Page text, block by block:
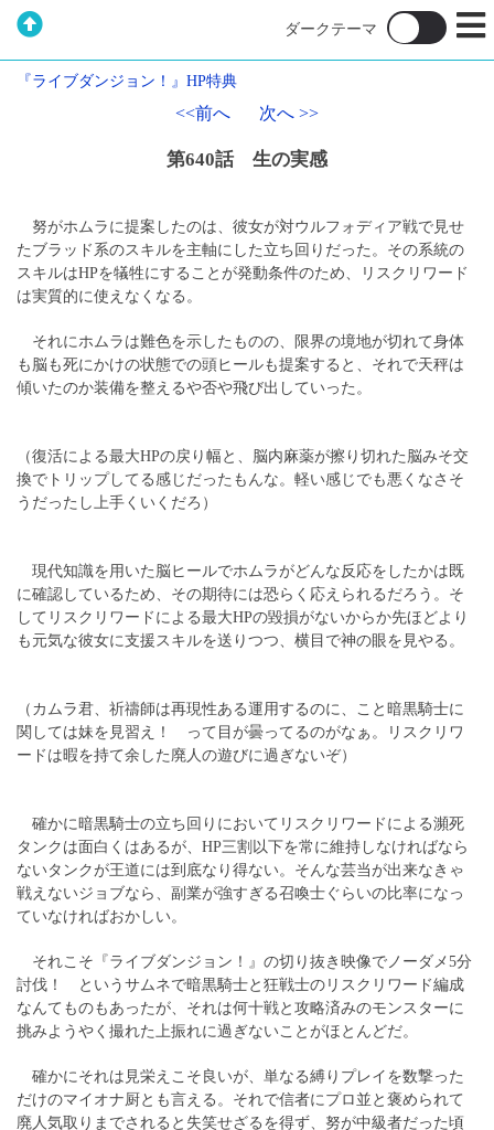
『ライブダンジョン！』HP特典
<<前へ 次へ >>
第640話 生の実感
努がホムラに提案したのは、彼女が対ウルフォディア戦で見せ
たブラッド系のスキルを主軸にした立ち回りだった。その系統の
スキルはHPを犠牲にすることが発動条件のため、リスクリワード
は実質的に使えなくなる。
それにホムラは難色を示したものの、限界の境地が切れて身体
も脳も死にかけの状態での頭ヒールも提案すると、それで天秤は
傾いたのか装備を整えるや否や飛び出していった。
（復活による最大HPの戻り幅と、脳内麻薬が擦り切れた脳みそ交
換でトリップしてる感じだったもんな。軽い感じでも悪くなさそ
うだったし上手くいくだろ）
現代知識を用いた脳ヒールでホムラがどんな反応をしたかは既
に確認しているため、その期待には恐らく応えられるだろう。そ
してリスクリワードによる最大HPの毀損がないからか先ほどより
も元気な彼女に支援スキルを送りつつ、横目で神の眼を見やる。
（カムラ君、祈禱師は再現性ある運用するのに、こと暗黒騎士に
関しては妹を見習え！ って目が曇ってるのがなぁ。リスクリワ
ードは暇を持て余した廃人の遊びに過ぎないぞ）
確かに暗黒騎士の立ち回りにおいてリスクリワードによる瀕死
タンクは面白くはあるが、HP三割以下を常に維持しなければなら
ないタンクが王道には到底なり得ない。そんな芸当が出来なきゃ
戦えないジョブなら、副業が強すぎる召喚士ぐらいの比率になっ
ていなければおかしい。
それこそ『ライブダンジョン！』の切り抜き映像でノーダメ5分
討伐！ というサムネで暗黒騎士と狂戦士のリスクリワード編成
なんてものもあったが、それは何十戦と攻略済みのモンスターに
挑みようやく撮れた上振れに過ぎないことがほとんどだ。
確かにそれは見栄えこそ良いが、単なる縛りプレイを数撃った
だけのマイオナ厨とも言える。それで信者にプロ並と褒められて
廃人気取りまでされると失笑せざるを得ず、努が中級者だった頃